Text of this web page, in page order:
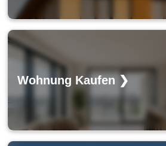
Wohnung Kaufen ❯